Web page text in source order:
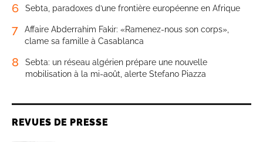
6 Sebta, paradoxes d’une frontière européenne en Afrique
7
Affaire Abderrahim Fakir: «Ramenez-nous son corps»,
clame sa famille à Casablanca
8
Sebta: un réseau algérien prépare une nouvelle
mobilisation à la mi-août, alerte Stefano Piazza
REVUES DE PRESSE